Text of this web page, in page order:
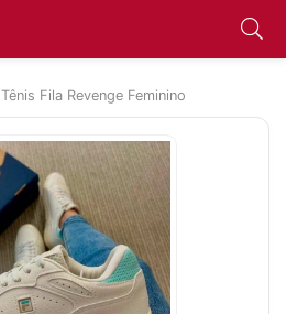
Tênis Fila Revenge Feminino